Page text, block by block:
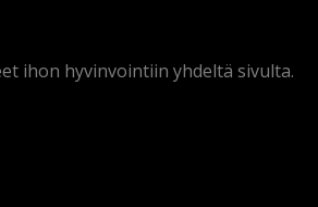
ihon hyvinvointiin yhdeltä sivulta.